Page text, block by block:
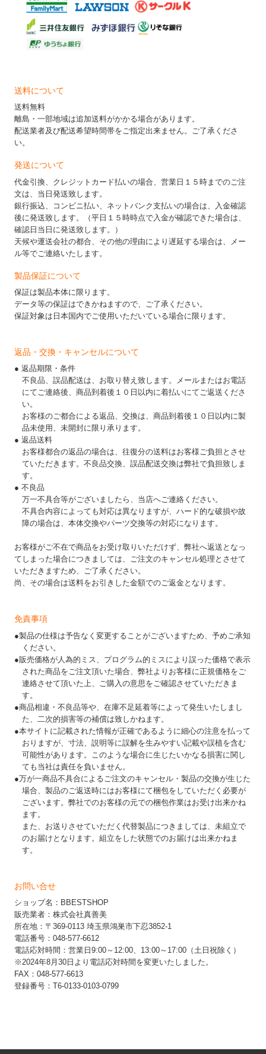
送料について
送料無料
離島・一部地域は追加送料がかかる場合があります。
配送業者及び配送希望時間帯をご指定出来ません。ご了承くださ
い。
発送について
代金引換、クレジットカード払いの場合、営業日１５時までのご注
文は、当日発送致します。
銀行振込、コンビニ払い、ネットバンク支払いの場合は、入金確認
後に発送致します。（平日１５時時点で入金が確認できた場合は、
確認日当日に発送致します。）
天候や運送会社の都合、その他の理由により遅延する場合は、メー
ル等でご連絡いたします。
製品保証について
保証は製品本体に限ります。
データ等の保証はできかねますので、ご了承ください。
保証対象は日本国内でご使用いただいている場合に限ります。
返品・交換・キャンセルについて
● 返品期限・条件
不良品、誤品配送は、お取り替え致します。メールまたはお電話
にてご連絡後、商品到着後１０日以内に着払いにてご返送くださ
い。
お客様のご都合による返品、交換は、商品到着後１０日以内に製
品未使用、未開封に限り承ります。
● 返品送料
お客様都合の返品の場合は、往復分の送料はお客様ご負担とさせ
ていただきます。不良品交換、誤品配送交換は弊社で負担致しま
す。
● 不良品
万一不具合等がございましたら、当店へご連絡ください。
不具合内容によっても対応は異なりますが、ハード的な破損や故
障の場合は、本体交換やパーツ交換等の対応になります。
お客様がご不在で商品をお受け取りいただけず、弊社へ返送となっ
てしまった場合につきましては、ご注文のキャンセル処理とさせて
いただきますため、ご了承ください。
尚、その場合は送料をお引きした金額でのご返金となります。
免責事項
●製品の仕様は予告なく変更することがございますため、予めご承知
ください。
●販売価格が人為的ミス、プログラム的ミスにより誤った価格で表示
された商品をご注文頂いた場合、弊社よりお客様に正規価格をご
連絡させて頂いた上、ご購入の意思をご確認させていただきま
す。
●商品相違・不良品等や、在庫不足延着等によって発生いたしまし
た、二次的損害等の補償は致しかねます。
●本サイトに記載された情報が正確であるように細心の注意を払って
おりますが、寸法、説明等に誤解を生みやすい記載や誤植を含む
可能性があります。このような場合に生じたいかなる損害に関し
ても当社は責任を負いません。
●万が一商品不具合によるご注文のキャンセル・製品の交換が生じた
場合、製品のご返送時にはお客様にて梱包をしていただく必要が
ございます。弊社でのお客様の元での梱包作業はお受け出来かね
ます。
また、お送りさせていただく代替製品につきましては、未組立で
のお届けとなります。組立をした状態でのお届けは出来かねま
す。
お問い合せ
ショップ名：BBESTSHOP
販売業者：株式会社真善美
所在地：〒369-0113 埼玉県鴻巣市下忍3852-1
電話番号：048-577-6612
電話応対時間：営業日9:00～12:00、13:00～17:00（土日祝除く）
※2024年8月30日より電話応対時間を変更いたしました。
FAX：048-577-6613
登録番号：T6-0133-0103-0799